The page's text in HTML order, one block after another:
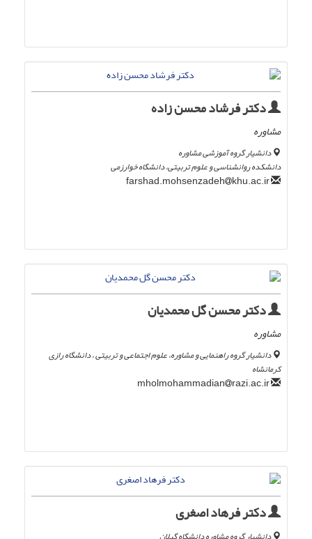
دکتر فرشاد محسن زاده
مشاوره
دانشیار گروه آموزشی مشاوره
دانشکده روانشناسی و علوم تربیتی، دانشگاه خوارزمی
khu.ac.ir
دکتر محسن گل محمدیان
مشاوره
دانشیار گروه راهنمایی و مشاوره، علوم اجتماعی و تربیتی ، دانشگاه رازی
کرمانشاه
razi.ac.ir
دکتر فرهاد اصغری